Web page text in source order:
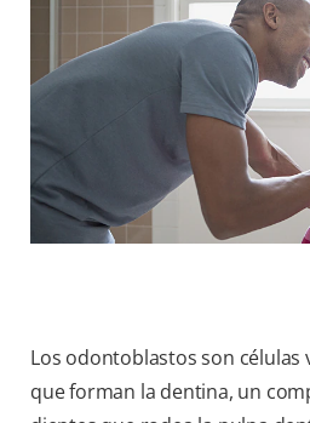
Los odontoblastos son células
que forman la dentina, un